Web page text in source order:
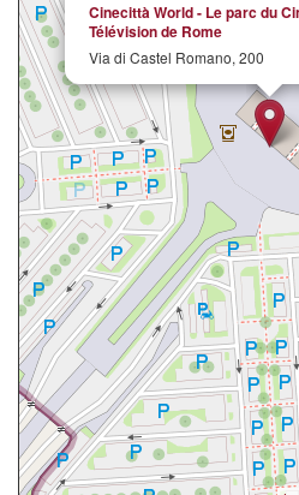
Cinecittà World - Le parc du
Télévision de Rome
Via di Castel Romano, 200